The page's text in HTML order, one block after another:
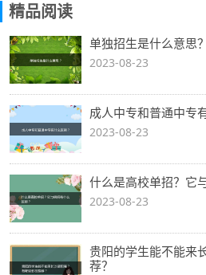
精品阅读
单独招生是什么意思？
2023-08-23
成人中专和普通中专
2023-08-23
什么是高校单招？它
2023-08-23
贵阳的学生能不能来
荐？